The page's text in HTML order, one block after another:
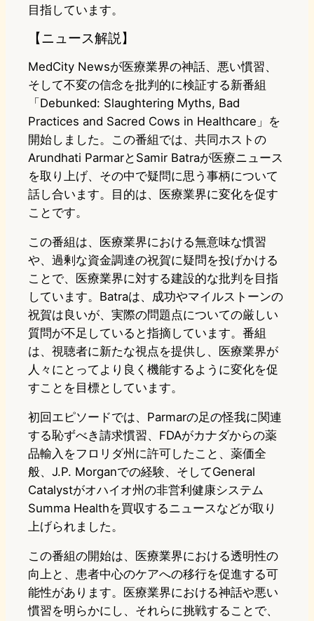
目指しています。
【ニュース解説】
MedCity Newsが医療業界の神話、悪い慣習、
そして不変の信念を批判的に検証する新番組
「Debunked: Slaughtering Myths, Bad
Practices and Sacred Cows in Healthcare」を
開始しました。この番組では、共同ホストの
Arundhati ParmarとSamir Batraが医療ニュース
を取り上げ、その中で疑問に思う事柄について
話し合います。目的は、医療業界に変化を促す
ことです。
この番組は、医療業界における無意味な慣習
や、過剰な資金調達の祝賀に疑問を投げかける
ことで、医療業界に対する建設的な批判を目指
しています。Batraは、成功やマイルストーンの
祝賀は良いが、実際の問題点についての厳しい
質問が不足していると指摘しています。番組
は、視聴者に新たな視点を提供し、医療業界が
人々にとってより良く機能するように変化を促
すことを目標としています。
初回エピソードでは、Parmarの足の怪我に関連
する恥ずべき請求慣習、FDAがカナダからの薬
品輸入をフロリダ州に許可したこと、薬価全
般、J.P. Morganでの経験、そしてGeneral
Catalystがオハイオ州の非営利健康システム
Summa Healthを買収するニュースなどが取り
上げられました。
この番組の開始は、医療業界における透明性の
向上と、患者中心のケアへの移行を促進する可
能性があります。医療業界における神話や悪い
慣習を明らかにし、それらに挑戦することで、